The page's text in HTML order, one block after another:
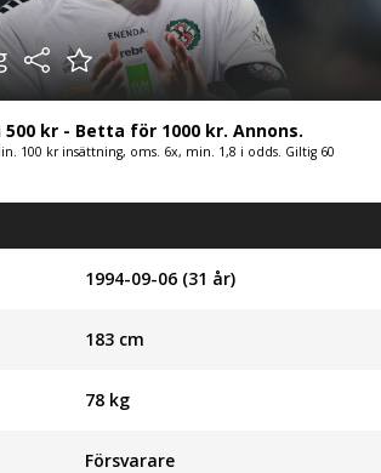
kr - Betta för 1000 kr. Annons.
100 kr insättning, oms. 6x, min. 1,8 i odds. Giltig 60
1994-09-06 (31 år)
183cm
78kg
Försvarare